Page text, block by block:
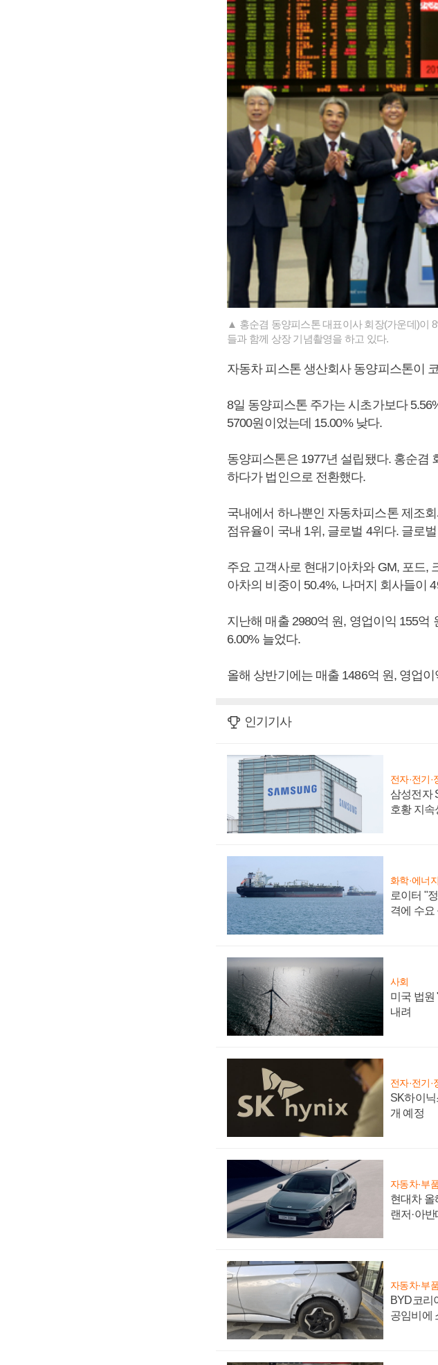
▲ 홍순겸 동양피스톤 대표이사 회장(가운데)이
들과 함께 상장 기념촬영을 하고 있다.
자동차 피스톤 생산회사 동양피스톤이
8일 동양피스톤 주가는 시초가보다
5700원이었는데 15.00% 낮다.
동양피스톤은 1977년 설립됐다. 홍순겸
하다가 법인으로 전환했다.
국내에서 하나뿐인 자동차피스톤 제조
점유율이 국내 1위, 글로벌 4위다. 글로
주요 고객사로 현대기아차와 GM, 포드,
아차의 비중이 50.4%, 나머지 회사들이
지난해 매출 2980억 원, 영업이익 155억
6.00% 늘었다.
올해 상반기에는 매출 1486억 원, 영업
인기기사
전자·전기·
삼성전자
호황 지속
화학·에너지
로이터 "
격에 수요
사회
미국 법원
내려
전자·전기·
SK하이
개 예정
자동차·부
현대차 올
랜저·아
자동차·부
BYD코리
공임비에